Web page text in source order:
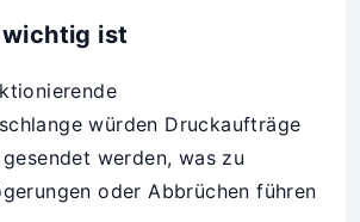
wichtig ist
würden Druckaufträge
werden, was zu
oder Abbrüchen führen